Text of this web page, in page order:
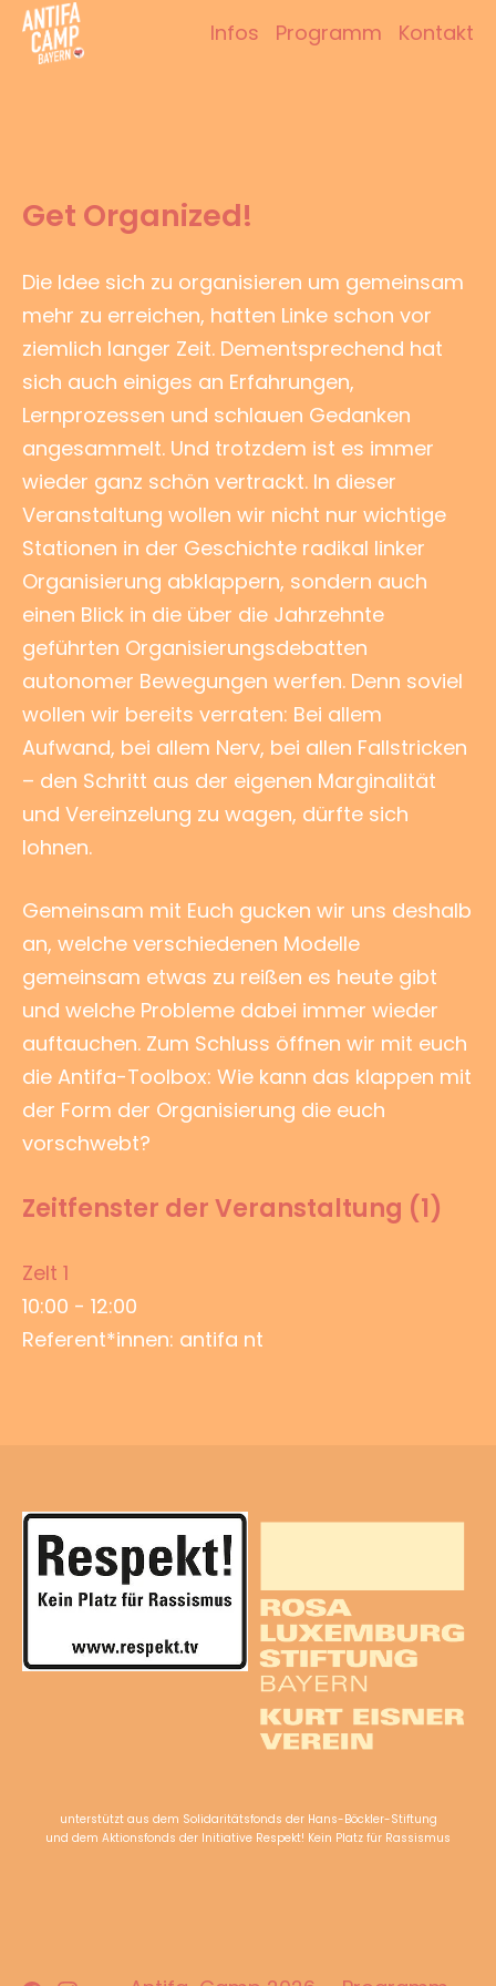
Zum
Inhalt
Infos Programm Kontakt
Get Organized!
Die Idee sich zu organisieren um gemeinsam
mehr zu erreichen, hatten Linke schon vor
ziemlich langer Zeit. Dementsprechend hat
sich auch einiges an Erfahrungen,
Lernprozessen und schlauen Gedanken
angesammelt. Und trotzdem ist es immer
wieder ganz schön vertrackt. In dieser
Veranstaltung wollen wir nicht nur wichtige
Stationen in der Geschichte radikal linker
Organisierung abklappern, sondern auch
einen Blick in die über die Jahrzehnte
geführten Organisierungsdebatten
autonomer Bewegungen werfen. Denn soviel
wollen wir bereits verraten: Bei allem
Aufwand, bei allem Nerv, bei allen Fallstricken
– den Schritt aus der eigenen Marginalität
und Vereinzelung zu wagen, dürfte sich
lohnen.
Gemeinsam mit Euch gucken wir uns deshalb
an, welche verschiedenen Modelle
gemeinsam etwas zu reißen es heute gibt
und welche Probleme dabei immer wieder
auftauchen. Zum Schluss öffnen wir mit euch
die Antifa-Toolbox: Wie kann das klappen mit
der Form der Organisierung die euch
vorschwebt?
Zeitfenster der Veranstaltung (1)
Zelt 1
10:00 - 12:00
Referent*innen: antifa nt
unterstützt aus dem Solidaritätsfonds der Hans-Böckler-Stiftung
und dem Aktionsfonds der Initiative Respekt! Kein Platz für Rassismus